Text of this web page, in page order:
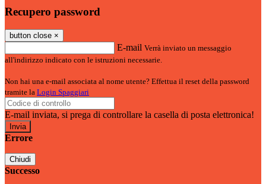
Recupero password
button close ×
E-mail Verrà inviato un messaggio
all'indirizzo indicato con le istruzioni necessarie.
Non hai una e-mail associata al nome utente? Effettua il reset della password
tramite la Login Spaggiari
E-mail inviata, si prega di controllare la casella di posta elettronica!
Errore
Chiudi
Successo